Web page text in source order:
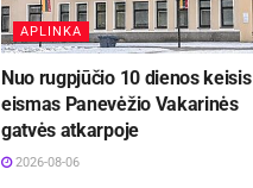
APLINKA
Nuo rugpjūčio 10 dienos keisis
eismas Panevėžio Vakarinės
gatvės atkarpoje
2026-08-06